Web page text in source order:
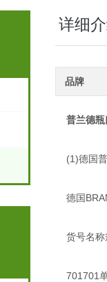
详细
品牌
普兰德
(1)德国普
德国
货号名称
701701